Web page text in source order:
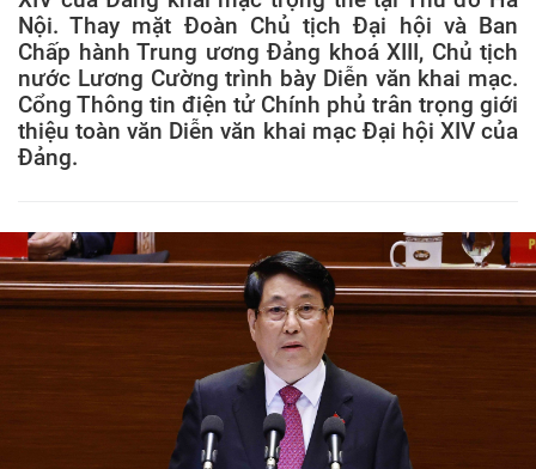
Nội. Thay mặt Đoàn Chủ tịch Đại hội và Ban
Chấp hành Trung ương Đảng khoá XIII, Chủ tịch
nước Lương Cường trình bày Diễn văn khai mạc.
Cổng Thông tin điện tử Chính phủ trân trọng giới
thiệu toàn văn Diễn văn khai mạc Đại hội XIV của
Đảng.